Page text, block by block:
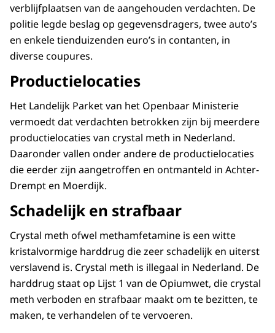
verblijfplaatsen van de aangehouden verdachten. De
politie legde beslag op gegevensdragers, twee auto’s
en enkele tienduizenden euro’s in contanten, in
diverse coupures.
Productielocaties
Het Landelijk Parket van het Openbaar Ministerie
vermoedt dat verdachten betrokken zijn bij meerdere
productielocaties van crystal meth in Nederland.
Daaronder vallen onder andere de productielocaties
die eerder zijn aangetroffen en ontmanteld in Achter-
Drempt en Moerdijk.
Schadelijk en strafbaar
Crystal meth ofwel methamfetamine is een witte
kristalvormige harddrug die zeer schadelijk en uiterst
verslavend is. Crystal meth is illegaal in Nederland. De
harddrug staat op Lijst 1 van de Opiumwet, die crystal
meth verboden en strafbaar maakt om te bezitten, te
maken, te verhandelen of te vervoeren.